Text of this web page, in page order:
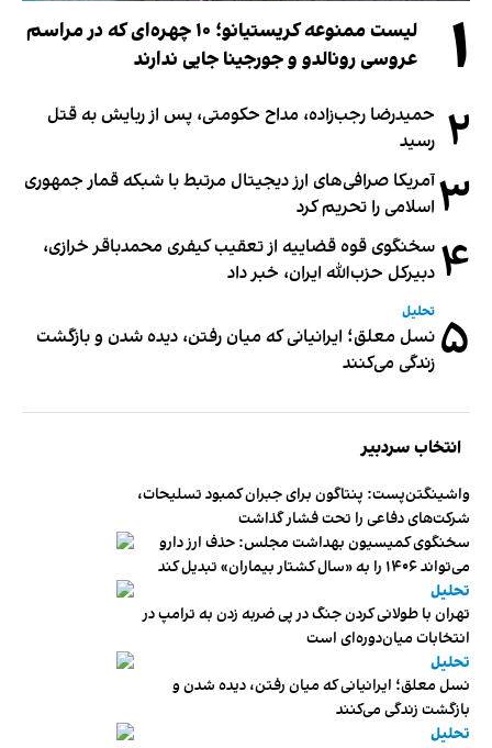
۱
لیست ممنوعه کریستیانو؛ ۱۰ چهره‌ای که در مراسم
عروسی رونالدو و جورجینا جایی ندارند
۲ حمیدرضا رجب‌زاده، مداح حکومتی، پس از ربایش به قتل
رسید
۳آمریکا صرافی‌های ارز دیجیتال مرتبط با شبکه قمار جمهوری
اسلامی را تحریم کرد
۴ سخنگوی قوه قضاییه از تعقیب کیفری محمدباقر خرازی،
دبیر‌کل حزب‌الله ایران، خبر داد
۵ تحلیل
نسل معلق؛ ایرانیانی که میان رفتن، دیده شدن و بازگشت
زندگی می‌کنند
انتخاب سردبیر
واشینگتن‌پست: پنتاگون برای جبران کمبود تسلیحات،
شرکت‌های دفاعی را تحت فشار گذاشت
سخنگوی کمیسیون بهداشت مجلس: حذف ارز دارو
می‌تواند ۱۴۰۶ را به «سال کشتار بیماران» تبدیل کند
تحلیل
تهران با طولانی کردن جنگ در پی ضربه زدن به ترامپ در
انتخابات میان‌دوره‌ای است
تحلیل
نسل معلق؛ ایرانیانی که میان رفتن، دیده شدن و
بازگشت زندگی می‌کنند
تحلیل